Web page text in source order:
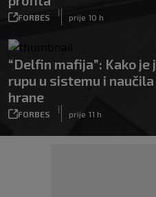
FORBES
|
prije 10 h
“Delfin mafija”: Kako
rupu u sistemu i
hrane
FORBES
|
prije 11 h